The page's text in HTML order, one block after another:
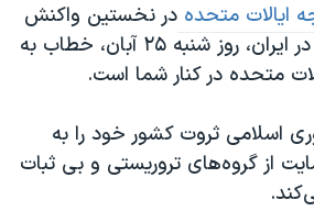
ایالات متحده در نخستین واکنش
به اعتراضات گسترده در ایران، روز شنبه ۲۵ آبان، خطاب به
متحده در کنار شما است.
اسلامی ثروت کشور خود را به
از گروه‌های تروریستی و بی ثبات